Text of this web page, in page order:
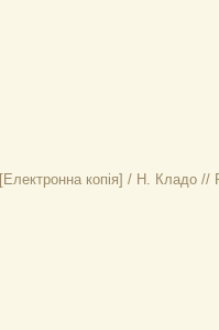
[Електронна копія] / Н. Кладо //